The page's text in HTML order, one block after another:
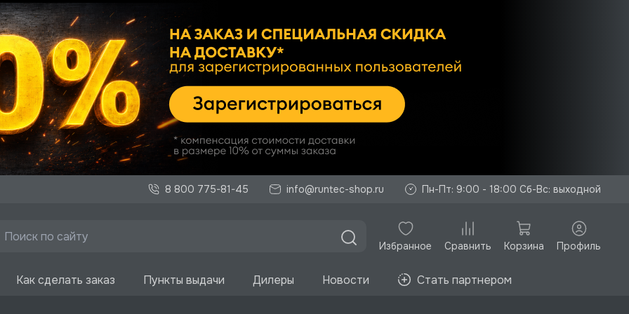
8 800 775-81-45 info@runtec-shop.ru Пн-Пт: 9:00 - 18:00 Сб-Вс: выходной
Избранное Сравнить Корзина Профиль
Как сделать заказ Пункты выдачи Дилеры Новости Стать партнером